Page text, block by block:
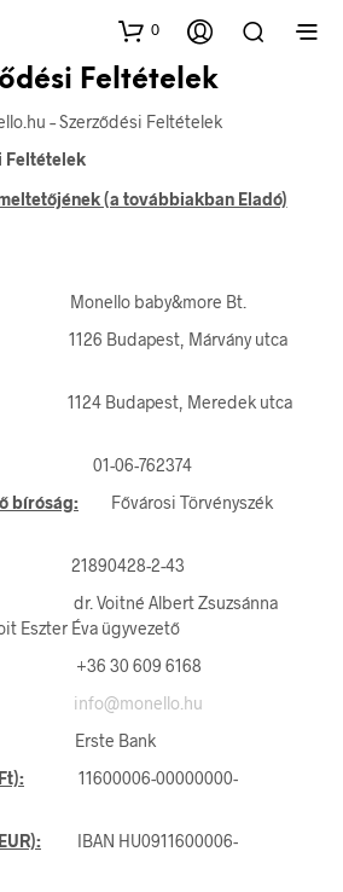
0
Feltételek
– Szerződési Feltételek
Feltételek
(a továbbiakban Eladó)
baby&more Bt.
Márvány utca
Meredek utca
06-762374
bíróság: Fővárosi Törvényszék
2-43
Albert Zsuzsánna
Eszter Éva ügyvezető
30 609 6168
info@monello.hu
Bank
11600006-00000000-
IBAN HU0911600006-